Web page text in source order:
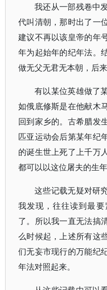
我还从一部残卷中
代叫清朝，那时出了一
建议不再以该皇帝的年
年为起始年的纪年法。
做无父无君无本朝，后
有以某位英雄做了
如俄底修斯是在他献木
回到家乡的。古希腊发
匹亚运动会后第某年纪
的诞生世上死了上千万
都可以以这位屠夫的生年
这些记载无疑对研
我发现，往往读到最
了。所以我一直无法搞
么时候起，上述所有这
们无妄市现行的万能纪
年法对照起来。